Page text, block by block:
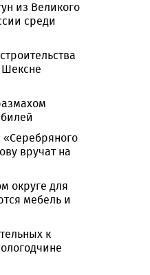
из Великого
среди
«Серебряного
вручат на
округе для
мебель и
к